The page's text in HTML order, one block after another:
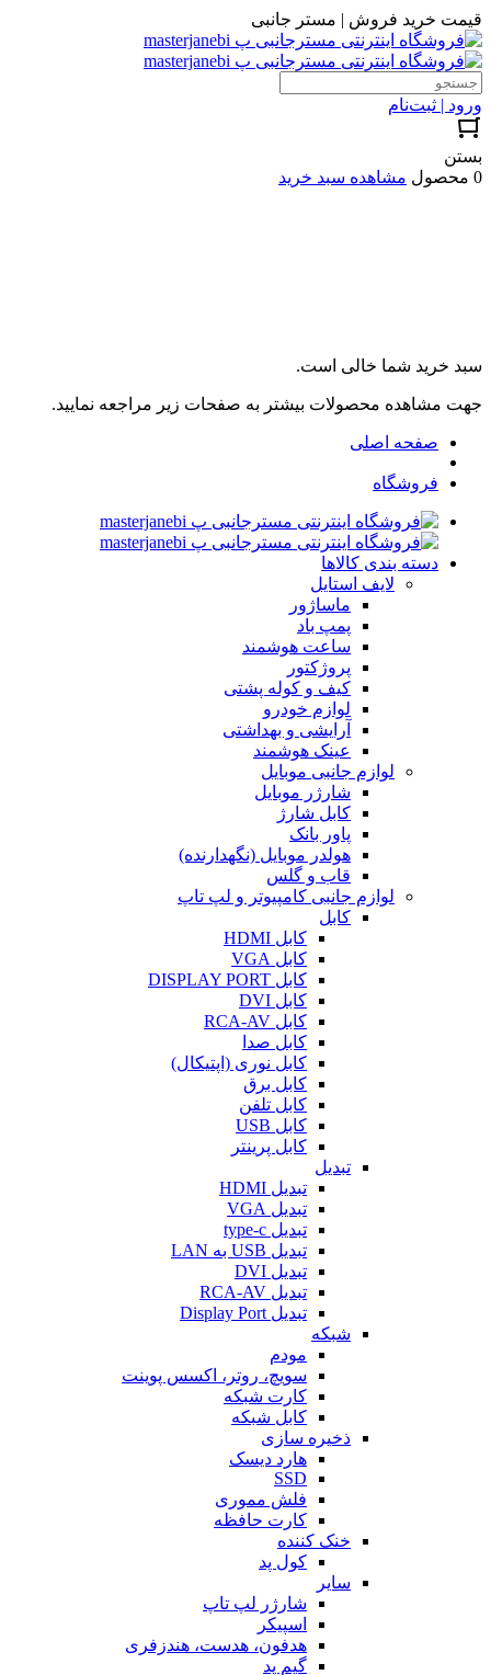
قیمت خرید فروش | مستر جانبی
ورود | ثبت‌نام
بستن
0 محصول
مشاهده سبد خرید
سبد خرید شما خالی است.
جهت مشاهده محصولات بیشتر به صفحات زیر مراجعه نمایید.
صفحه اصلی
فروشگاه
دسته بندی کالاها
لایف استایل
ماساژور
پمپ باد
ساعت هوشمند
پروژکتور
کیف و کوله پشتی
لوازم خودرو
آرایشی و بهداشتی
عینک هوشمند
لوازم جانبی موبایل
شارژر موبایل
کابل شارژ
پاور بانک
هولدر موبایل (نگهدارنده)
قاب و گلس
لوازم جانبی کامپیوتر و لپ تاپ
کابل
کابل HDMI
کابل VGA
کابل DISPLAY PORT
کابل DVI
کابل RCA-AV
کابل صدا
کابل نوری (اپتیکال)
کابل برق
کابل تلفن
کابل USB
کابل پرینتر
تبدیل
تبدیل HDMI
تبدیل VGA
تبدیل type-c
تبدیل USB به LAN
تبدیل DVI
تبدیل RCA-AV
تبدیل Display Port
شبکه
مودم
سویچ، روتر، اکسس پوینت
کارت شبکه
کابل شبکه
ذخیره سازی
هارد دیسک
SSD
فلش مموری
کارت حافظه
خنک کننده
کول پد
سایر
شارژر لپ تاپ
اسپیکر
هدفون، هدست، هندزفری
گیم پد